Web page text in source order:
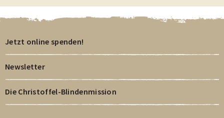
Jetzt online spenden!
Newsletter
Die Christoffel-Blindenmission